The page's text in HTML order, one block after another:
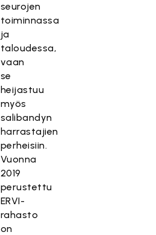
seurojen
toiminnassa
ja
taloudessa,
vaan
se
heijastuu
myös
salibandyn
harrastajien
perheisiin.
Vuonna
2019
perustettu
ERVI-
rahasto
on